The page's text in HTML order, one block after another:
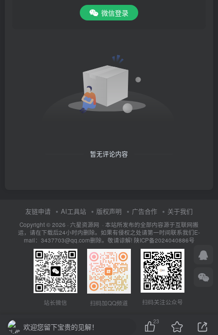
微信登录
暂无评论内容
友链申请 AI工具站 版权声明 广告合作 关于我们
Copyright © 2026 · 六星资源网 · 本站所发布的全部内容源于互联网搬
运，请在下载后24小时内删除。如果有侵权之处请第一时间联系我们E-
mail：3437703@qq.com删除。敬请谅解! 陕ICP备2024040886号
站长微信 扫码加QQ频道 扫码关注公众号
欢迎您留下宝贵的见解！
23